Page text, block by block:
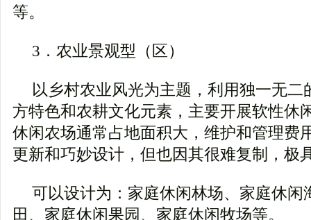
等。
3．农业景观型（区）
以乡村农业风光为主题，利用独一无二
方特色和农耕文化元素，主要开展软性休
休闲农场通常占地面积大，维护和管理费
更新和巧妙设计，但也因其很难复制，极
可以设计为：家庭休闲林场、家庭休闲
田、家庭休闲果园、家庭休闲牧场等。